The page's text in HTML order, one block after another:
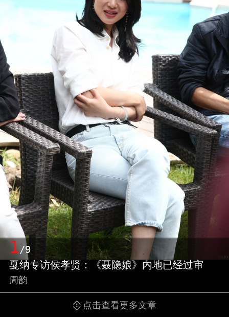
1/9
戛纳专访侯孝贤：《聂隐娘》内地已经过审
周韵
点击查看更多文章